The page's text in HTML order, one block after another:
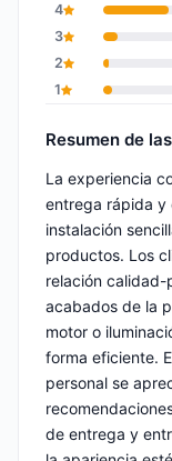
4
3
2
1
Resumen de
La experiencia
entrega rápida y
instalación
productos. Los
relación
acabados de la
motor o
forma eficiente.
personal se
de entrega y